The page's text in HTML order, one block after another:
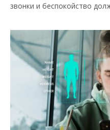
звонки и беспокойство